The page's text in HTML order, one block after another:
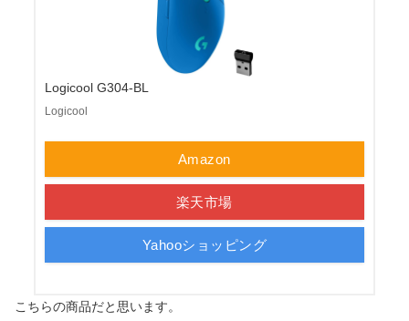
Logicool G304-BL
Logicool
Amazon
楽天市場
Yahooショッピング
こちらの商品だと思います。